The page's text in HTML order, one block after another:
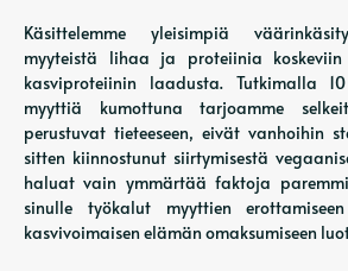
Käsittelemme yleisimpiä
myyteistä lihaa ja proteiinia
kasviproteiinin laadusta. Tutkimalla
myyttiä kumottuna tarjoamme
perustuvat tieteeseen, eivät vanhoihin
sitten kiinnostunut siirtymisestä
haluat vain ymmärtää faktoja
sinulle työkalut myyttien
kasvivoimaisen elämän omaksumiseen